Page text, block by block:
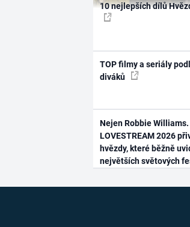
10 nejlepších dílů
TOP filmy a seriály
diváků
Nejen Robbie Williams.
LOVESTREAM 2026
hvězdy, které běžně
největších světových